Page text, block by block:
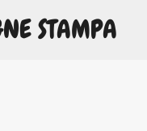
STAMPA